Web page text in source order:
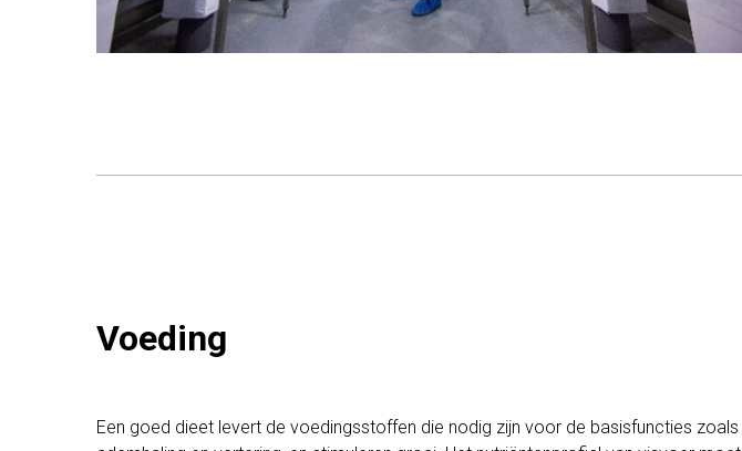
Voeding
Een goed dieet levert de voedingsstoffen die nodig zijn voor de basisfuncties zoals